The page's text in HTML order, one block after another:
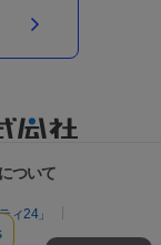
ついて
ィ24」